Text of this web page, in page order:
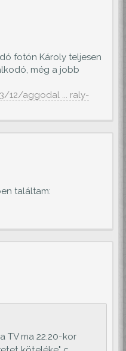
fotón Károly teljesen
még a jobb
12/aggodal ... raly-
találtam:
TV ma 22.20-kor